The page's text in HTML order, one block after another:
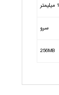
سرو
256MB